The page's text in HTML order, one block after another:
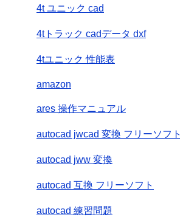
4t ユニック cad
4tトラック cadデータ dxf
4tユニック 性能表
amazon
ares 操作マニュアル
autocad jwcad 変換 フリーソフト
autocad jww 変換
autocad 互換 フリーソフト
autocad 練習問題